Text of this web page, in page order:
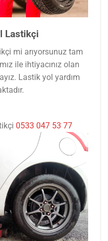
Lastikçi
mi arıyorsunuz tam
ile ihtiyacınız olan
Lastik yol yardım
0533 047 53 77